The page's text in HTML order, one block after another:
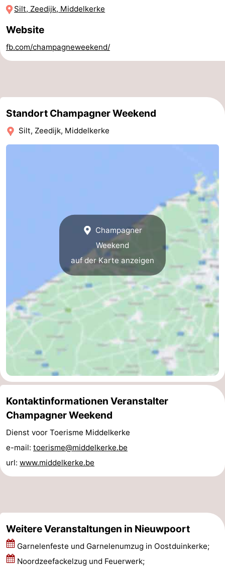
Route
Parken
-
Westflandern
Zwin
Heist
Zeebrugge
-
Blankenberge
-
Wenduine
-
De
Haan
-
Bredene
-
Ostende
Middelkerke
-
Westende
-
Koksijde
-
Panne
Natur
Wetter
Silt, Zeedijk, Middelkerke
Website
fb.com/champagneweekend/
Standort Champagner Weekend
Silt, Zeedijk, Middelkerke
Champagner
Weekend
auf der Karte anzeigen
Kontaktinformationen Veranstalter
Champagner Weekend
Dienst voor Toerisme Middelkerke
e-mail: toerisme@middelkerke.be
url: www.middelkerke.be
Weitere Veranstaltungen in Nieuwpoort
Garnelenfeste und Garnelenumzug in Oostduinkerke;
Noordzeefackelzug und Feuerwerk;